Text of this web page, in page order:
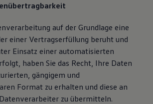
auf der Grundlage eine
einer Vertragserfüllung beruht und
Einsatz einer automatisierten
haben Sie das Recht, Ihre Daten
gängigem und
Format zu erhalten und diese an
zu übermitteln.